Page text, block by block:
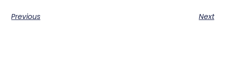
Previous Next